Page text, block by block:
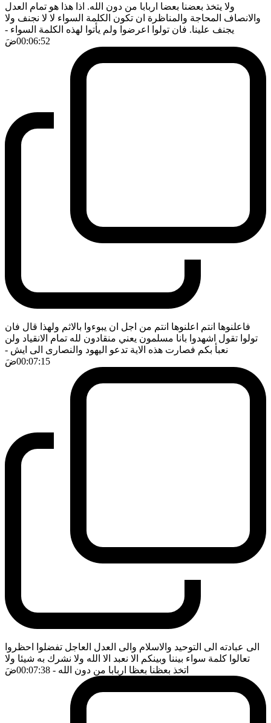
ولا يتخذ بعضنا بعضا اربابا من دون الله. اذا هذا هو تمام العدل
والانصاف المحاجة والمناظرة ان تكون الكلمة السواء لا لا نجنف ولا
يجنف علينا. فان تولوا اعرضوا ولم يأتوا لهذه الكلمة السواء -
00:06:52ضَ
فاعلنوها انتم اعلنوها انتم من اجل ان يبوءوا بالاثم ولهذا قال فان
تولوا تقول اشهدوا بانا مسلمون يعني منقادون لله تمام الانقياد ولن
نعبأ بكم فصارت هذه الاية تدعو اليهود والنصارى الى ايش -
00:07:15ضَ
الى عبادته الى التوحيد والاسلام والى العدل العاجل تفضلوا احظروا
تعالوا كلمة سواء بيننا وبينكم الا نعبد الا الله ولا نشرك به شيئا ولا
اتخذ بعظنا بعظا اربابا من دون الله - 00:07:38 ضَ